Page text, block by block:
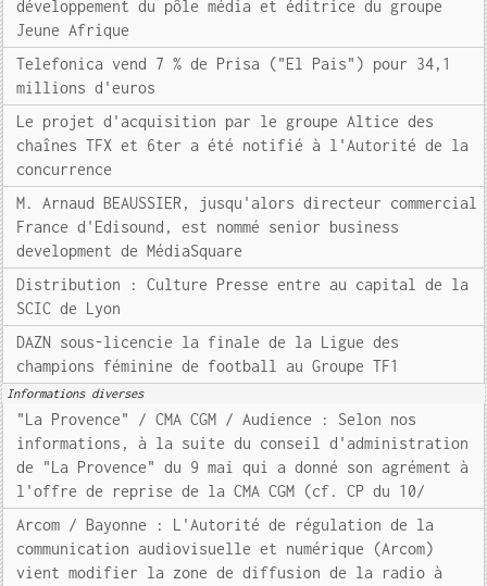
développement du pôle média et éditrice du groupe
Jeune Afrique
Telefonica vend 7 % de Prisa ("El Pais") pour 34,1
millions d'euros
Le projet d'acquisition par le groupe Altice des
chaînes TFX et 6ter a été notifié à l'Autorité de la
concurrence
M. Arnaud BEAUSSIER, jusqu'alors directeur commercial
France d'Edisound, est nommé senior business
development de MédiaSquare
Distribution : Culture Presse entre au capital de la
SCIC de Lyon
DAZN sous-licencie la finale de la Ligue des
champions féminine de football au Groupe TF1
Informations diverses
"La Provence" / CMA CGM / Audience : Selon nos
informations, à la suite du conseil d'administration
de "La Provence" du 9 mai qui a donné son agrément à
l'offre de reprise de la CMA CGM (cf. CP du 10/
Arcom / Bayonne : L'Autorité de régulation de la
communication audiovisuelle et numérique (Arcom)
vient modifier la zone de diffusion de la radio à